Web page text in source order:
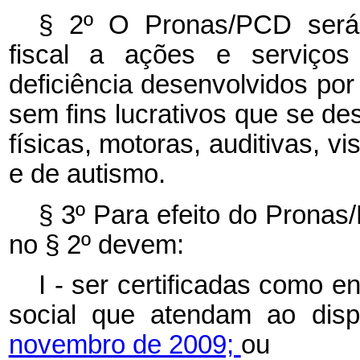
§ 2º O Pronas/PCD
fiscal a ações e
deficiência desenvolvidos
sem fins lucrativos que se
físicas, motoras, auditivas,
e de autismo.
§ 3º Para efeito do
no § 2º devem:
I - ser certificadas como
social que atendam ao
novembro de 2009; ou